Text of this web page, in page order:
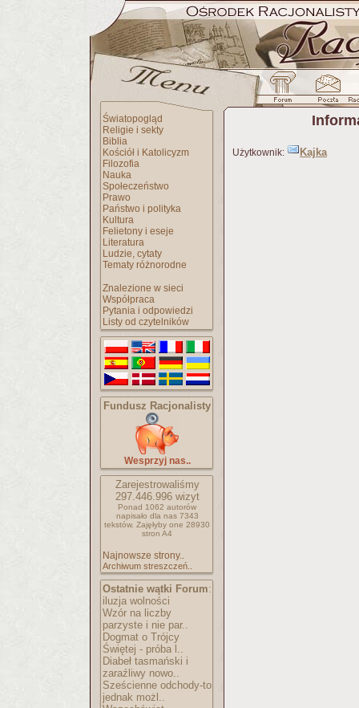
Światopogląd
Religie i sekty
Biblia
Kościół i Katolicyzm
Filozofia
Nauka
Społeczeństwo
Prawo
Państwo i polityka
Kultura
Felietony i eseje
Literatura
Ludzie, cytaty
Tematy różnorodne
Znalezione w sieci
Współpraca
Pytania i odpowiedzi
Listy od czytelników
Fundusz Racjonalisty
Wesprzyj nas..
Zarejestrowaliśmy
297.446.996wizyt
Ponad 1062 autorów
napisało dla nas 7343
tekstów. Zajęłyby one 28930
stron A4
Najnowsze strony..
Archiwum streszczeń..
Ostatnie wątki Forum:
iluzja wolności
Wzór na liczby
parzyste i nie par..
Dogmat o Trójcy
Świętej - próba l..
Diabeł tasmański i
zaraźliwy nowo..
Sześcienne odchody-to
jednak możl..
Użytkownik: Kajka